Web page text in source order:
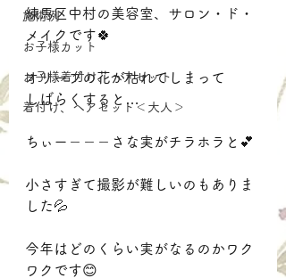
施術例
お子様カット
お子様着付け、ヘアセット
着付け、ヘアセット＜大人＞
練馬区中村の美容室、サロン・ド・
メイクです🍀
オリーブの花が枯れてしまって
しばらくすると…
ちぃー－－－さな実がチラホラと💕
小さすぎて撮影が難しいのもありま
した💦
今年はどのくらい実がなるのかワク
ワクです😊